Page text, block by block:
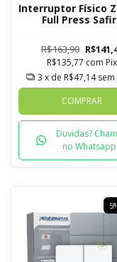
Interruptor Físico
Full Press
R$163,90
R$135,77 com Pix
3 x de R$47,14
COMPRAR
Duvidas?
no Whatsapp
5